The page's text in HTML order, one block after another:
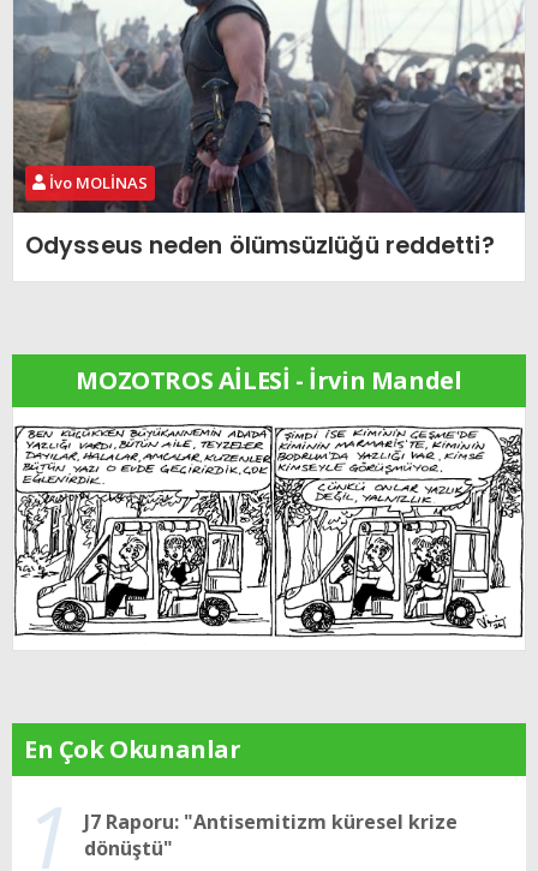
İvo MOLİNAS
Odysseus neden ölümsüzlüğü reddetti?
MOZOTROS AİLESİ - İrvin Mandel
En Çok Okunanlar
1
J7 Raporu: "Antisemitizm küresel krize
dönüştü"